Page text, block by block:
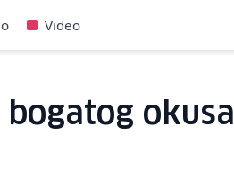
Video
okusa